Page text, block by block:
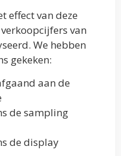
effect van deze
van
We hebben
gekeken:
aan de
de sampling
de display